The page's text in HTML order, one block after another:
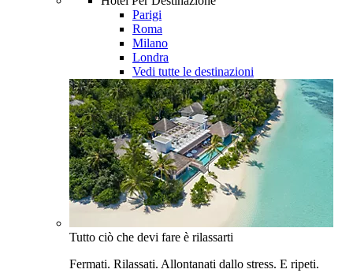
Parigi
Roma
Milano
Londra
Vedi tutte le destinazioni
Tutto ciò che devi fare è rilassarti
Fermati. Rilassati. Allontanati dallo stress. E ripeti.